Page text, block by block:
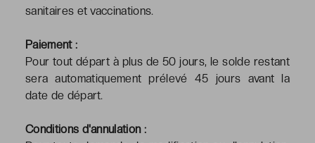
sanitaires et vaccinations.
Paiement :
Pour tout départ à plus de 50 jours, le solde restant
sera automatiquement prélevé 45 jours avant la
date de départ.
Conditions d'annulation :